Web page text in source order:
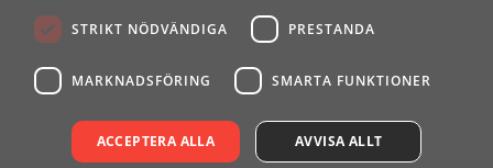
STRIKT NÖDVÄNDIGA PRESTANDA
MARKNADSFÖRING SMARTA FUNKTIONER
ACCEPTERA ALLA AVVISA ALLT